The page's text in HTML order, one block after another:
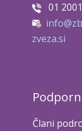
01
zveza.si
Člani